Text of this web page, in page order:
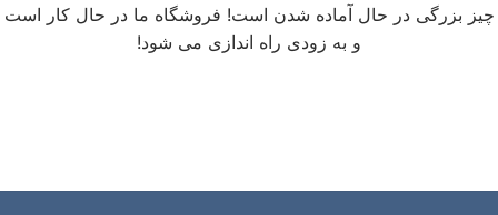
چیز بزرگی در حال آماده شدن است! فروشگاه ما در حال کار است
و به زودی راه اندازی می شود!